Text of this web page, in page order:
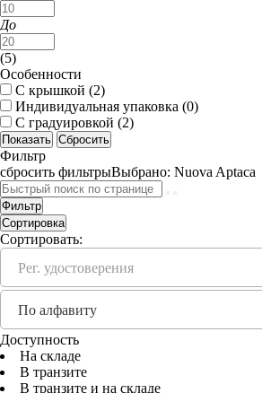
До
(5)
Особенности
С крышкой (2)
Индивидуальная упаковка (0)
С градуировкой (2)
Фильтр
сбросить фильтрыВыбрано: Nuova Aptaca
Фильтр
Сортировка
Сортировать:
Рег. удостоверения
По алфавиту
Доступность
На складе
В транзите
В транзите и на складе